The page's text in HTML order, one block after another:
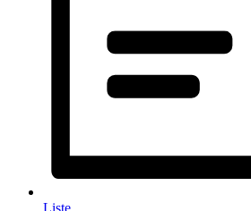
Liste